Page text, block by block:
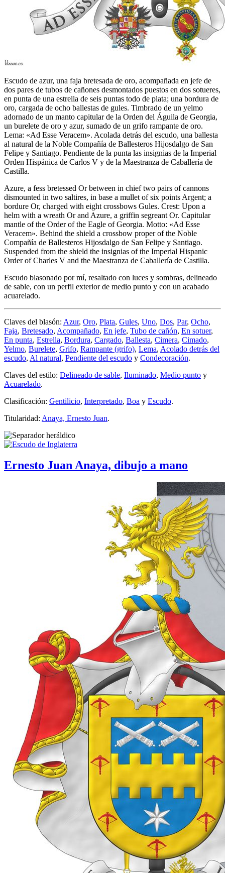
Escudo de azur, una faja bretesada de oro, acompañada en jefe de
dos pares de tubos de cañones desmontados puestos en dos sotueres,
en punta de una estrella de seis puntas todo de plata; una bordura de
oro, cargada de ocho ballestas de gules. Timbrado de un yelmo
adornado de un manto capitular de la Orden del Águila de Georgia,
un burelete de oro y azur, sumado de un grifo rampante de oro.
Lema: «Ad Esse Veracem». Acolada detrás del escudo, una ballesta
al natural de la Noble Compañía de Ballesteros Hijosdalgo de San
Felipe y Santiago. Pendiente de la punta las insignias de la Imperial
Orden Hispánica de Carlos V y de la Maestranza de Caballería de
Castilla.
Azure, a fess bretessed Or between in chief two pairs of cannons
dismounted in two saltires, in base a mullet of six points Argent; a
bordure Or, charged with eight crossbows Gules. Crest: Upon a
helm with a wreath Or and Azure, a griffin segreant Or. Capitular
mantle of the Order of the Eagle of Georgia. Motto: «Ad Esse
Veracem». Behind the shield a crossbow proper of the Noble
Compañía de Ballesteros Hijosdalgo de San Felipe y Santiago.
Suspended from the shield the insignias of the Imperial Hispanic
Order of Charles V and the Maestranza de Caballería de Castilla.
Escudo blasonado por mí, resaltado con luces y sombras, delineado
de sable, con un perfil exterior de medio punto y con un acabado
acuarelado.
Claves del blasón: Azur, Oro, Plata, Gules, Uno, Dos, Par, Ocho,
Faja, Bretesado, Acompañado, En jefe, Tubo de cañón, En sotuer,
En punta, Estrella, Bordura, Cargado, Ballesta, Cimera, Cimado,
Yelmo, Burelete, Grifo, Rampante (grifo), Lema, Acolado detrás del
escudo, Al natural, Pendiente del escudo y Condecoración.
Claves del estilo: Delineado de sable, Iluminado, Medio punto y
Acuarelado.
Clasificación: Gentilicio, Interpretado, Boa y Escudo.
Titularidad: Anaya, Ernesto Juan.
Ernesto Juan Anaya, dibujo a mano